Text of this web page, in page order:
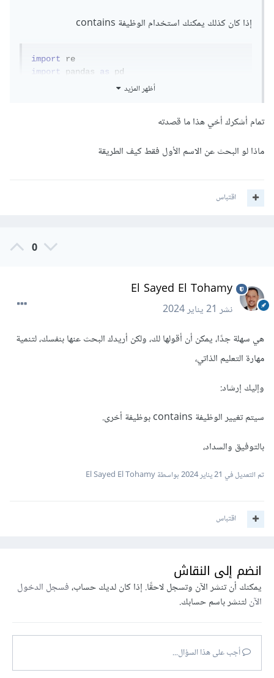
إذا كان كذلك يمكنك استخدام الوظيفة contains
import
import
pandas as pd
'Fatema El
[90, 80 , 70, 95],
أظهر المزيد
تمام أشكرك أخي هذا ما قصدته
ماذا لو البحث عن الاسم الأول فقط كيف الطريقة
اقتباس
0
El Sayed El Tohamy
نشر21 يناير 2024
هي سهلة جدًا، يمكن أن أقولها لك، ولكن أريدك البحث عنها بنفسك، لتنمية
مهارة التعليم الذاتي،
وإليك إرشاد:
سيتم تغيير الوظيفة contains بوظيفة أخرى.
بالتوفيق والسداد،
تم التعديل في 21 يناير 2024 بواسطة El Sayed El Tohamy
اقتباس
انضم إلى النقاش
يمكنك أن تنشر الآن وتسجل لاحقًا. إذا كان لديك حساب،فسجل الدخول
الآنلتنشر باسم حسابك.
أجب على هذا السؤال...